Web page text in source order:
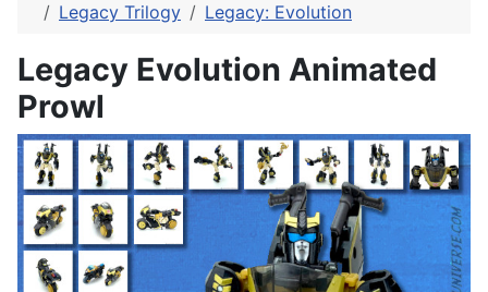
Legacy Trilogy
Legacy: Evolution
Legacy Evolution Animated
Prowl